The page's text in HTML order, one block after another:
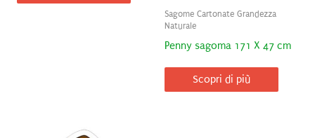
Sagome Cartonate Grandezza
Naturale
Penny sagoma 171 X 47 cm
Scopri di più